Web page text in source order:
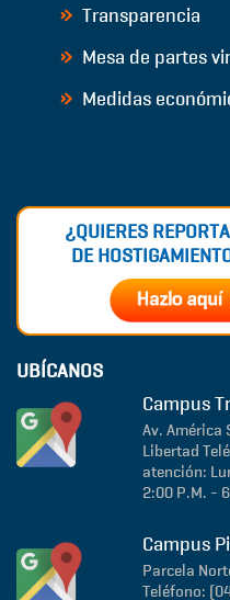
Transparencia
Mesa de partes
Medidas
¿QUIERES
DE
UBÍCANOS
Campus
Av. América
Libertad
atención:
2:00 P.M. -
Campus
Parcela
Teléfono: